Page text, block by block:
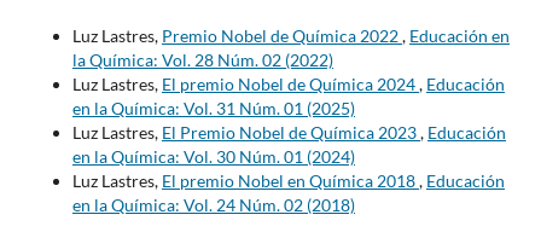
Luz Lastres, Premio Nobel de Química 2022, Educación en
la Química: Vol. 28 Núm. 02 (2022)
Luz Lastres, El premio Nobel de Química 2024, Educación
en la Química: Vol. 31 Núm. 01 (2025)
Luz Lastres, El Premio Nobel de Química 2023, Educación
en la Química: Vol. 30 Núm. 01 (2024)
Luz Lastres, El premio Nobel en Química 2018, Educación
en la Química: Vol. 24 Núm. 02 (2018)